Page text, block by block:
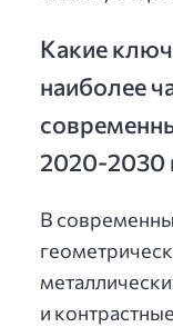
Какие
наиболее
2020-2030
В
и